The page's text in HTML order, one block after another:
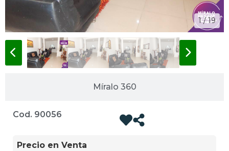
Míralo 360
1 / 19
Cod. 90056
Precio en Venta